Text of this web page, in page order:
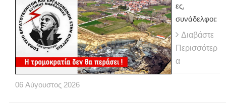
ες,
συνάδελφοι:
Διαβάστε
Περισσότερ
α
06 Αύγουστος 2026